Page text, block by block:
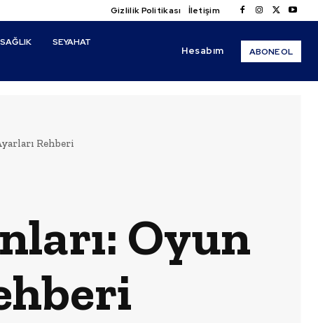
Gizlilik Politikası İletişim
SAĞLIK SEYAHAT
Hesabım ABONE OL
Rehberi
Oyun